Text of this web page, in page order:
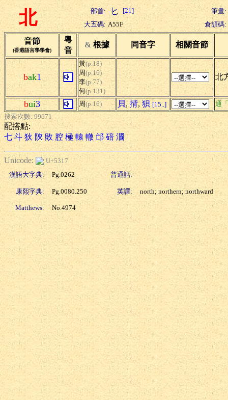
北 部首: [21]
筆畫:
大五碼: A55F 倉頡碼:
音節
(香港語言學學會)
粵
音
& 根據 同音字 相關音節
bak1
黃(p.18)
周(p.16)
李(p.77)
何(p.131)
北
bui3 周(p.16) 貝, 揹, 狽 [15..]
通
搜索次數: 99671
配搭點:
七 斗 狄 陝 敗 腔 極 轅 轍 邙 碚 漍
Unicode:
U+5317
漢語大字典:
Pg.0262 普通話:
康熙字典: Pg.0080.250 英譯: north; northern; northward
Matthews: No.4974